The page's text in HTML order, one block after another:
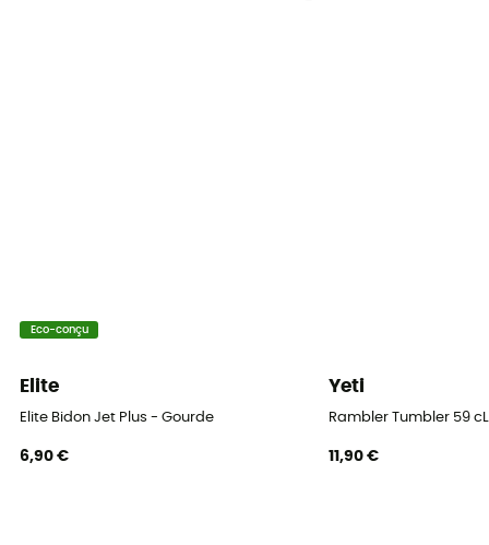
Eco-conçu
Elite
Elite Bidon Jet Plus - Gourde
6,90 €
Yeti
Rambler Tumbler 59
11,90 €